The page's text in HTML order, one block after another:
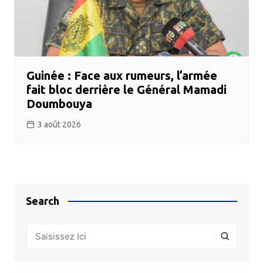
Guinée : Face aux rumeurs, l’armée
fait bloc derrière le Général Mamadi
Doumbouya
3 août 2026
Search